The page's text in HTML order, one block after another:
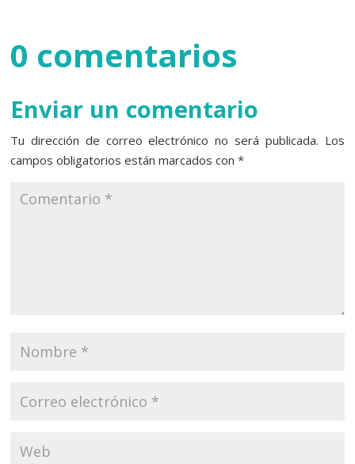
0 comentarios
Enviar un comentario
Tu dirección de correo electrónico no será publicada. Los
campos obligatorios están marcados con*